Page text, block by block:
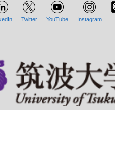
Twitter YouTube Instagram